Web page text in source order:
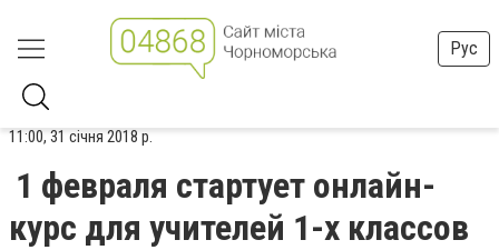
Рус
11:00, 31 січня 2018 р.
1 февраля стартует онлайн-
курс для учителей 1-х классов